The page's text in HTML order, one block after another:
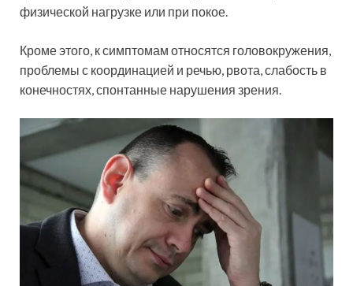
физической нагрузке или при покое.
Кроме этого, к симптомам относятся головокружения,
проблемы с координацией и речью, рвота, слабость в
конечностях, спонтанные нарушения зрения.